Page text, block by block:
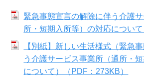
緊急事態宣言の解除に伴う介護
所・短期入所等）の対応について
【別紙】新しい生活様式（緊急
う介護サービス事業所（通所・
について）（PDF：273KB）